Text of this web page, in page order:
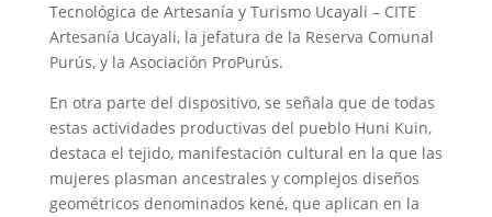
Tecnológica de Artesanía y Turismo Ucayali – CITE
Artesanía Ucayali, la jefatura de la Reserva Comunal
Purús, y la Asociación ProPurús.
En otra parte del dispositivo, se señala que de todas
estas actividades productivas del pueblo Huni Kuin,
destaca el tejido, manifestación cultural en la que las
mujeres plasman ancestrales y complejos diseños
geométricos denominados kené, que aplican en la